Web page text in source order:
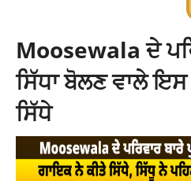
Moosewala ਦੇ
ਸਿੱਧਾ ਬੋਲਣ ਵਾਲੇ
ਸਿੱਧੇ